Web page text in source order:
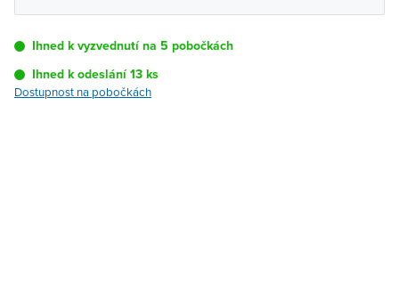
Ihned k vyzvednutí na 5 pobočkách
Ihned k odeslání 13 ks
Dostupnost na pobočkách